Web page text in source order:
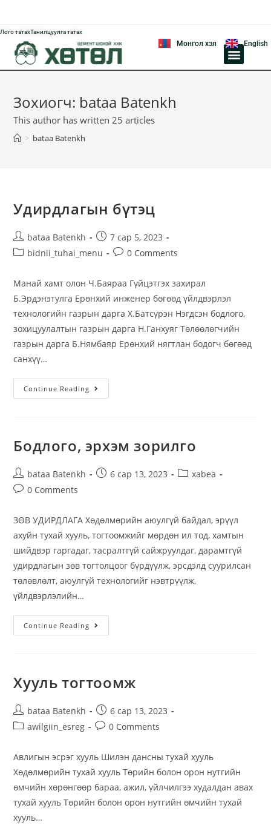
Лого татахТанилцуулга татах
Монгол хэл English
Зохиогч: bataa Batenkh
This author has written 25 articles
> bataa Batenkh
Удирдлагын бүтэц
bataa Batenkh
7 сар 5, 2023
bidnii_tuhai_menu
0 Comments
Манай хамт олон Ч.Баяраа Гүйцэтгэх захирал
Б.Эрдэнэтулга Ерөнхий инженер бөгөөд үйлдвэрлэл
технологийн газрын дарга Х.Батсүрэн Нэгдсэн бодлого,
зохицуулалтын газрын дарга Н.Ганхуяг Төлөөлөгчийн
газрын дарга Б.Нямбаяр Ерөнхий нягтлан бодогч бөгөөд
санхүү…
Continue Reading
Бодлого, эрхэм зорилго
bataa Batenkh 6 сар 13, 2023
xabea
0 Comments
ЗӨВ УДИРДЛАГА Хөдөлмөрийн аюулгүй байдал, эрүүл
ахуйн тухай хууль, тогтоомжийг мөрдөн ил тод, хамтын
шийдвэр гаргадаг, тасралтгүй сайжруулдаг, дарамтгүй
удирдлагын зөв тогтолцоог бүрдүүлж, эрсдэлд суурилсан
төлөвлөлт, аюулгүй технологийг нэвтрүүлж,
үйлдвэрлэлийн…
Continue Reading
Хууль тогтоомж
bataa Batenkh
6 сар 13, 2023
awilgiin_esreg
0 Comments
Авлигын эсрэг хууль Шилэн дансны тухай хууль
Хөдөлмөрийн тухай хууль Төрийн болон орон нутгийн
өмчийн хөрөнгөөр бараа, ажил, үйлчилгээ худалдан авах
тухай хууль Төрийн болон орон нутгийн өмчийн тухай
хууль…